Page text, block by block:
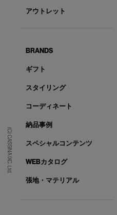
(C) CASSINA IXC. Ltd.
アウトレット
BRANDS
ギフト
スタイリング
コーディネート
納品事例
スペシャルコンテンツ
WEBカタログ
張地・マテリアル